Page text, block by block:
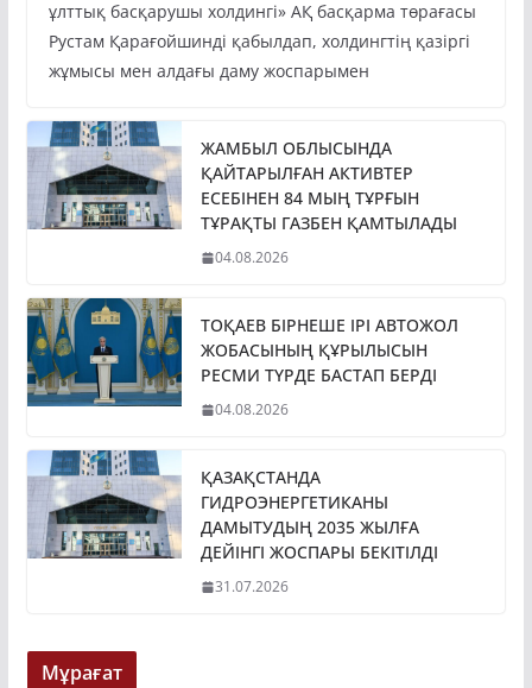
ұлттық басқарушы холдингі» АҚ басқарма төрағасы
Рустам Қарағойшинді қабылдап, холдингтің қазіргі
жұмысы мен алдағы даму жоспарымен
ЖАМБЫЛ ОБЛЫСЫНДА
ҚАЙТАРЫЛҒАН АКТИВТЕР
ЕСЕБІНЕН 84 МЫҢ ТҰРҒЫН
ТҰРАҚТЫ ГАЗБЕН ҚАМТЫЛАДЫ
04.08.2026
ТОҚАЕВ БІРНЕШЕ ІРІ АВТОЖОЛ
ЖОБАСЫНЫҢ ҚҰРЫЛЫСЫН
РЕСМИ ТҮРДЕ БАСТАП БЕРДІ
04.08.2026
ҚАЗАҚСТАНДА
ГИДРОЭНЕРГЕТИКАНЫ
ДАМЫТУДЫҢ 2035 ЖЫЛҒА
ДЕЙІНГІ ЖОСПАРЫ БЕКІТІЛДІ
31.07.2026
Мұрағат